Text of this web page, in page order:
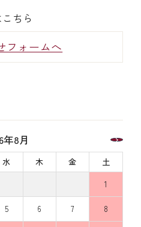
ちら
フォームへ
年8月
水 木 金
土
1
5 6 7 8